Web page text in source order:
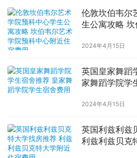
伦敦坎伯韦尔
生公寓攻略 坎
2024年4月15日
英国皇家舞蹈
家舞蹈学院学
2024年4月15日
英国利兹利兹
利兹利兹贝克